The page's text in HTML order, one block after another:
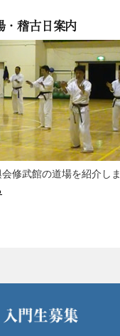
・稽古日案内
修武館の道場を紹介しま